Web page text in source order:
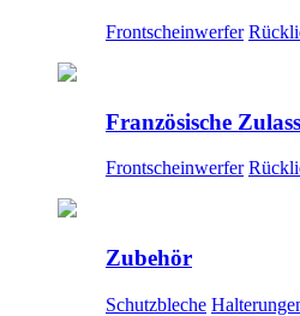
Frontscheinwerfer
Französische
Frontscheinwerfer
Zubehör
Schutzbleche